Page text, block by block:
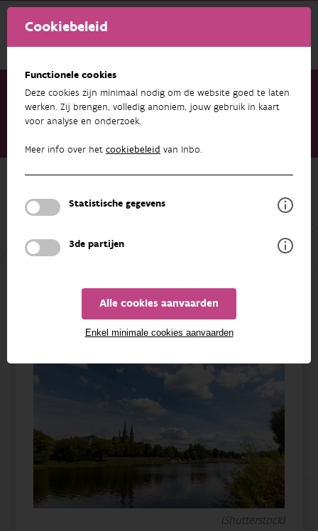
Cookiebeleid
Functionele cookies
Deze cookies zijn minimaal nodig om de website goed te laten
werken. Zij brengen, volledig anoniem, jouw gebruik in kaart
voor analyse en onderzoek.
Meer info over het cookiebeleid van Inbo.
Statistische gegevens
3de partijen
Alle cookies aanvaarden
Enkel minimale cookies aanvaarden
Onderzoek & resultaten
Interregproject Flood Wisdom (EVINBO)
Terug naar overzicht
Interregproject Flood Wisdom
OVERZICHT
DEELNEMERS
PUBLICATIES BIJ DIT PROJECT
(Shutterstock)